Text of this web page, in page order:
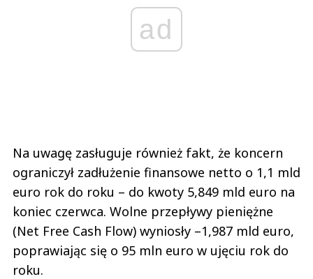
ad
Na uwagę zasługuje również fakt, że koncern
ograniczył zadłużenie finansowe netto o 1,1 mld
euro rok do roku – do kwoty 5,849 mld euro na
koniec czerwca. Wolne przepływy pieniężne
(Net Free Cash Flow) wyniosły –1,987 mld euro,
poprawiając się o 95 mln euro w ujęciu rok do
roku.